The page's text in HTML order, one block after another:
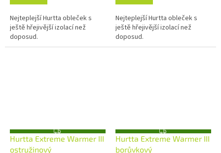
Nejteplejší Hurtta obleček s
ještě hřejivější izolací než
doposud.
Nejteplejší Hurtta obleček s
ještě hřejivější izolací než
doposud.
Z
D
A
Hurtta Extreme Warmer III
ostružinový
Z
D
A
Hurtta Extreme Warmer III
borůvkový